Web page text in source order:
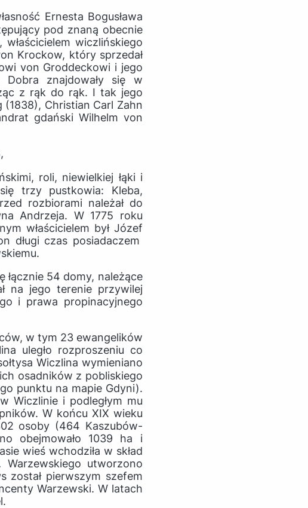
Ernesta Bogusława
pod znaną obecnie
wiczlińskiego
Krockow, który sprzedał
von Groddeckowi i jego
znajdowały się w
z rąk do rąk. I tak jego
(1838), Christian Carl Zahn
gdański Wilhelm von
roli, niewielkiej łąki i
trzy pustkowia: Kleba,
rozbiorami należał do
Andrzeja. W 1775 roku
właścicielem był Józef
długi czas posiadaczem
łącznie 54 domy, należące
na jego terenie przywilej
i prawa propinacyjnego
w tym 23 ewangelików
uległo rozproszeniu co
Wiczlina wymieniano
osadników z pobliskiego
punktu na mapie Gdyni).
Wiczlinie i podległym mu
W końcu XIX wieku
osoby (464 Kaszubów-
obejmowało 1039 ha i
wieś wchodziła w skład
utworzono
został pierwszym szefem
Warzewski. W latach